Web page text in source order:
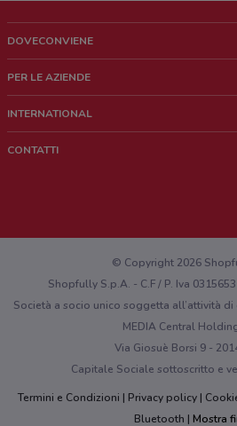
DOVECONVIENE
Chi siamo
Lavora con noi
PER LE AZIENDE
Richieste commerciali e marketing
INTERNATIONAL
CONTATTI
Hai un malfunzionamento sul web o
© Copyright 2026
Shopfully S.p.A. - C.F / P. Iva
Società a socio unico soggetta all’attività
MEDIA Central
Via Giosuè Borsi 9 -
Capitale Sociale sottoscritto e
Termini e Condizioni
Privacy policy
Bluetooth
Mostra